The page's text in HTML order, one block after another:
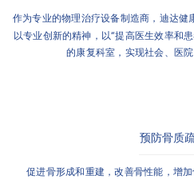
作为专业的物理治疗设备制造商，迪达健
以专业创新的精神，以“提高医生效率和
的康复科室，实现社会、医
预防骨质
促进骨形成和重建，改善骨性能，增